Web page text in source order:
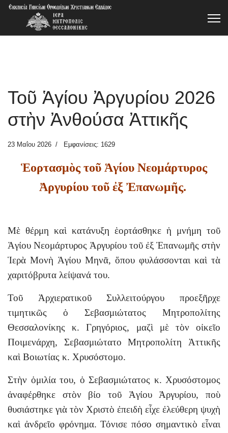
Τοῦ Ἁγίου Ἀργυρίου 2026
στὴν Ἀνθούσα Ἀττικῆς
23 Μαΐου 2026 Εμφανίσεις: 1629
Ἑορτασμὸς τοῦ Ἁγίου Νεομάρτυρος
Ἀργυρίου τοῦ ἐξ Ἐπανωμῆς.
Μὲ θέρμη καὶ κατάνυξη ἑορτάσθηκε ἡ μνήμη τοῦ
Ἁγίου Νεομάρτυρος Ἀργυρίου τοῦ ἐξ Ἐπανωμῆς στὴν
Ἱερὰ Μονὴ Ἁγίου Μηνᾶ, ὅπου φυλάσσονται καὶ τὰ
χαριτόβρυτα λείψανά του.
Τοῦ Ἀρχιερατικοῦ Συλλειτούργου προεξῆρχε
τιμητικῶς ὁ Σεβασμιώτατος Μητροπολίτης
Θεσσαλονίκης κ. Γρηγόριος, μαζὶ μὲ τὸν οἰκεῖο
Ποιμενάρχη, Σεβασμιώτατο Μητροπολίτη Ἀττικῆς
καὶ Βοιωτίας κ. Χρυσόστομο.
Στὴν ὁμιλία του, ὁ Σεβασμιώτατος κ. Χρυσόστομος
ἀναφέρθηκε στὸν βίο τοῦ Ἁγίου Ἀργυρίου, ποὺ
θυσιάστηκε γιὰ τὸν Χριστὸ ἐπειδὴ εἶχε ἐλεύθερη ψυχὴ
καὶ ἀνδρεῖο φρόνημα. Τόνισε πόσο σημαντικὸ εἶναι